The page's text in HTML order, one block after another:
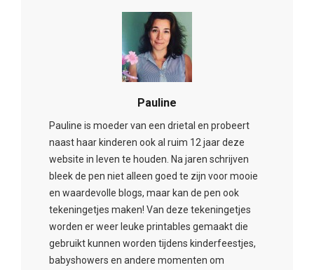
Pauline
Pauline is moeder van een drietal en probeert
naast haar kinderen ook al ruim 12 jaar deze
website in leven te houden. Na jaren schrijven
bleek de pen niet alleen goed te zijn voor mooie
en waardevolle blogs, maar kan de pen ook
tekeningetjes maken! Van deze tekeningetjes
worden er weer leuke printables gemaakt die
gebruikt kunnen worden tijdens kinderfeestjes,
babyshowers en andere momenten om